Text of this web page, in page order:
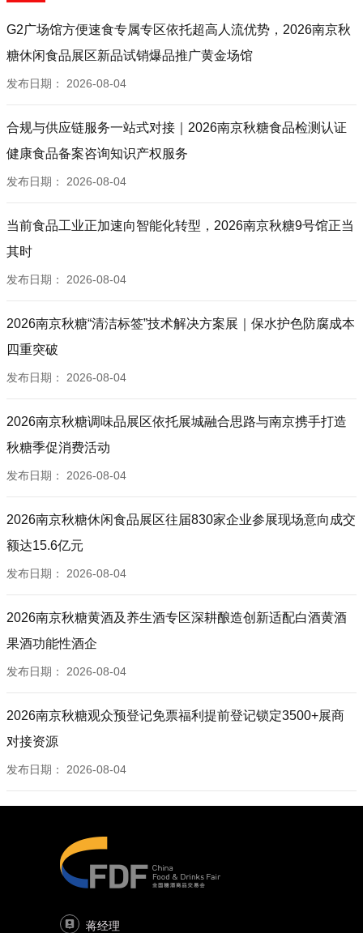
G2广场馆方便速食专属专区依托超高人流优势，2026南京秋
糖休闲食品展区新品试销爆品推广黄金场馆
发布日期： 2026-08-04
合规与供应链服务一站式对接｜2026南京秋糖食品检测认证
健康食品备案咨询知识产权服务
发布日期： 2026-08-04
当前食品工业正加速向智能化转型，2026南京秋糖9号馆正当
其时
发布日期： 2026-08-04
2026南京秋糖“清洁标签”技术解决方案展｜保水护色防腐成本
四重突破
发布日期： 2026-08-04
2026南京秋糖调味品展区依托展城融合思路与南京携手打造
秋糖季促消费活动
发布日期： 2026-08-04
2026南京秋糖休闲食品展区往届830家企业参展现场意向成交
额达15.6亿元
发布日期： 2026-08-04
2026南京秋糖黄酒及养生酒专区深耕酿造创新适配白酒黄酒
果酒功能性酒企
发布日期： 2026-08-04
2026南京秋糖观众预登记免票福利提前登记锁定3500+展商
对接资源
发布日期： 2026-08-04
蒋经理